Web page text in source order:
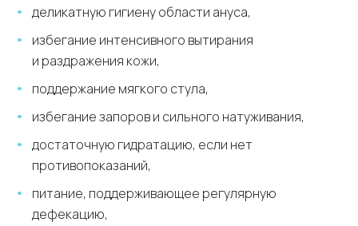
деликатную гигиену области ануса,
избегание интенсивного вытирания
и раздражения кожи,
поддержание мягкого стула,
избегание запоров и сильного натуживания,
достаточную гидратацию, если нет
противопоказаний,
питание, поддерживающее регулярную
дефекацию,